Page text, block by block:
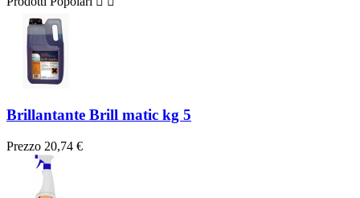
Brillantante Brill matic kg 5
Prezzo 20,74 €